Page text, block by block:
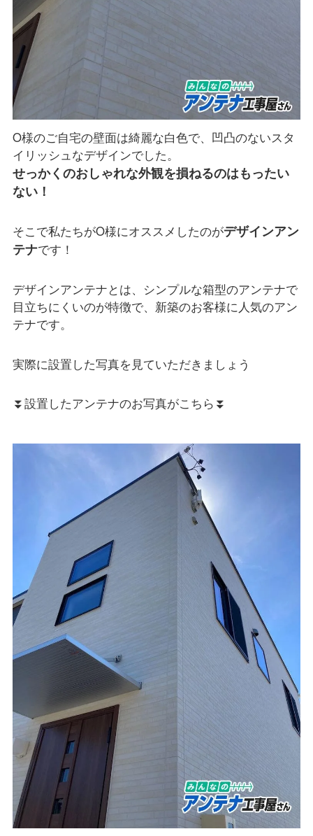
O様のご自宅の壁面は綺麗な白色で、凹凸のないスタ
イリッシュなデザインでした。
せっかくのおしゃれな外観を損ねるのはもったい
ない！
そこで私たちがO様にオススメしたのがデザインアン
テナです！
デザインアンテナとは、シンプルな箱型のアンテナで
目立ちにくいのが特徴で、新築のお客様に人気のアン
テナです。
実際に設置した写真を見ていただきましょう
⏬設置したアンテナのお写真がこちら⏬